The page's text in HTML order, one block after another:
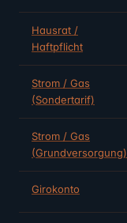
Hausrat /
Haftpflicht
Strom / Gas
(Sondertarif)
Strom / Gas
(Grundversorgung)
Girokonto